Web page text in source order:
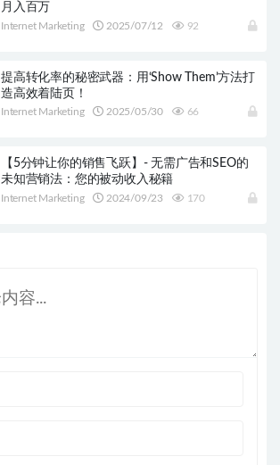
月入百万
Internet Marketing 2025/07/12 92
提高转化率的秘密武器：用‘Show Them’方法打
造高效着陆页！
Internet Marketing 2025/05/30 66
【5分钟让你的销售飞跃】- 无需广告和SEO的
未知营销法：您的被动收入秘籍
Internet Marketing 2024/09/23 170